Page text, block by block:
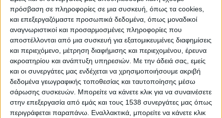
πρόσβαση σε πληροφορίες σε μια συσκευή, όπως τα cookies,
και επεξεργαζόμαστε προσωπικά δεδομένα, όπως μοναδικοί
αναγνωριστικοί και προσαρμοσμένες πληροφορίες που
αποστέλλονται από μια συσκευή για εξατομικευμένες διαφημίσεις
και περιεχόμενο, μέτρηση διαφήμισης και περιεχομένου, έρευνα
ακροατηρίου και ανάπτυξη υπηρεσιών. Με την άδειά σας, εμείς
και οι συνεργάτες μας ενδέχεται να χρησιμοποιήσουμε ακριβή
δεδομένα γεωγραφικής τοποθεσίας και ταυτοποίησης μέσω
σάρωσης συσκευών. Μπορείτε να κάνετε κλικ για να συναινέσετε
στην επεξεργασία από εμάς και τους 1538 συνεργάτες μας όπως
περιγράφεται παραπάνω. Εναλλακτικά, μπορείτε να κάνετε κλικ
κρίσεις, αλλά και η συζήτηση για τη συλλογική
διέξοδο, μέσα από τη δράση και την οργάνωση της
νεολαίας.